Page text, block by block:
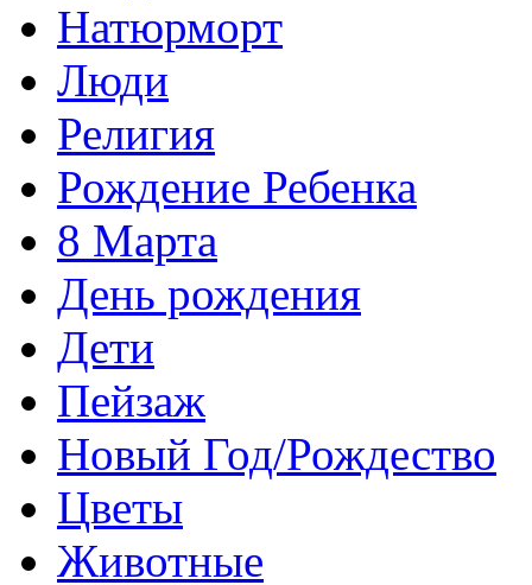
Натюрморт
Люди
Религия
Рождение Ребенка
8 Марта
День рождения
Дети
Пейзаж
Новый Год/Рождество
Цветы
Животные